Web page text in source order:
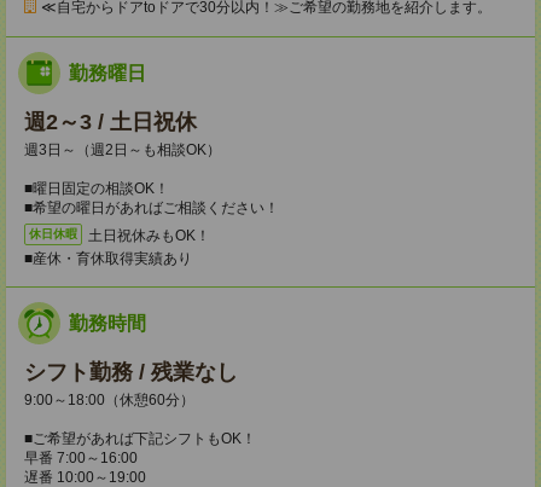
≪自宅からドアtoドアで30分以内！≫ご希望の勤務地を紹介します。
勤務曜日
週2～3 / 土日祝休
週3日～（週2日～も相談OK）
■曜日固定の相談OK！
■希望の曜日があればご相談ください！
休日休暇
土日祝休みもOK！
■産休・育休取得実績あり
勤務時間
シフト勤務 / 残業なし
9:00～18:00（休憩60分）
■ご希望があれば下記シフトもOK！
早番 7:00～16:00
遅番 10:00～19:00